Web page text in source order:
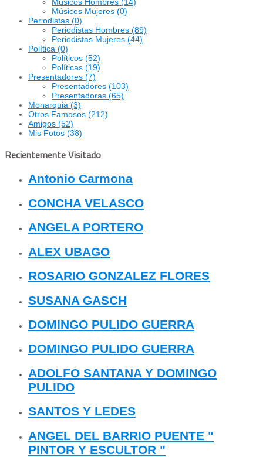
Músicos Mujeres (0)
Periodistas (0)
Periodistas Hombres (89)
Periodistas Mujeres (44)
Política (0)
Políticos (52)
Políticas (19)
Presentadores (7)
Presentadores (103)
Presentadoras (65)
Monarquia (3)
Otros Famosos (212)
Amigos (52)
Mis Fotos (38)
Recientemente Visitado
Antonio Carmona
CONCHA VELASCO
ANGELA PORTERO
ALEX UBAGO
ROSARIO GONZALEZ FLORES
SUSANA GASCH
DOMINGO PULIDO GUERRA
DOMINGO PULIDO GUERRA
ADOLFO SANTANA Y DOMINGO
PULIDO
SANTOS Y LEDES
ANGEL DEL BARRIO PUENTE "
PINTOR Y ESCULTOR "